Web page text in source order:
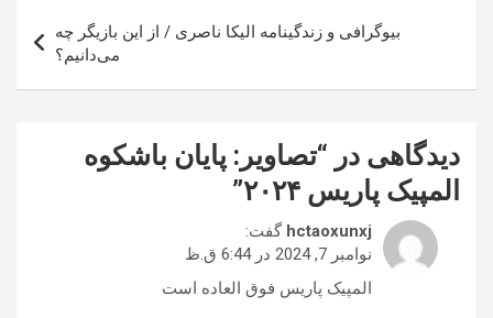
بیوگرافی و زندگینامه الیکا ناصری / از این بازیگر چه
می‌دانیم؟
دیدگاهی در “تصاویر: پایان باشکوه
المپیک پاریس ۲۰۲۴
”
hctaoxunxj گفت:
نوامبر 7, 2024 در 6:44 ق.ظ
المپیک پاریس فوق العاده است